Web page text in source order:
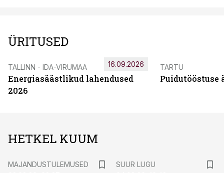
ÜRITUSED
TALLINN - IDA-VIRUMAA
Energiasäästlikud lahendused
2026
16.09.2026 TARTU
Puidutööstuse
HETKEL KUUM
MAJANDUSTULEMUSED
SUUR LUGU